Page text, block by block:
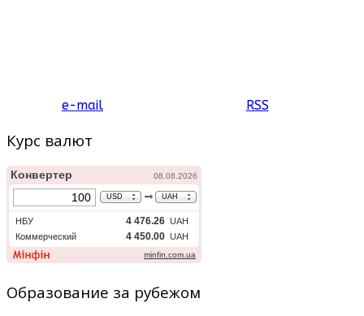
e-mail RSS
Курс валют
Образование за рубежом